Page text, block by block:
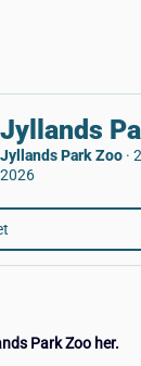
Jyllands
Jyllands Park Zoo ·
2026
Park Zoo her.